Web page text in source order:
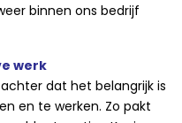
binnen ons bedrijf
werk
dat het belangrijk is
en te werken. Zo pakt